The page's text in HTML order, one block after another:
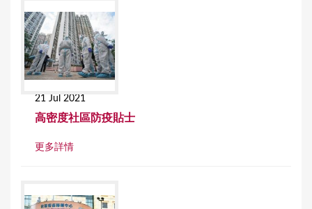
21 Jul 2021
高密度社區防疫貼士
更多詳情